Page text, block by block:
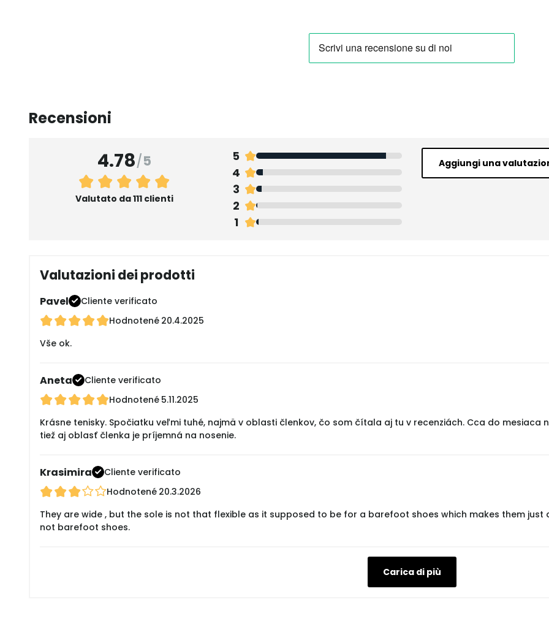
Recensioni
4.78/5
Valutato da 111 clienti
5
4
3
2
1
Aggiungi una
Valutazioni dei prodotti
Pavel
Cliente verificato
Hodnotené 20.4.2025
Vše ok.
Aneta
Cliente verificato
Hodnotené 5.11.2025
Krásne tenisky. Spočiatku veľmi tuhé, najmä v oblasti členkov, čo som čítala aj tu v recenziách. Cca do mesiaca
tiež aj oblasť členka je príjemná na nosenie.
Krasimira
Cliente verificato
Hodnotené 20.3.2026
They are wide , but the sole is not that flexible as it supposed to be for a barefoot shoes which makes them
not barefoot shoes.
Carica di più